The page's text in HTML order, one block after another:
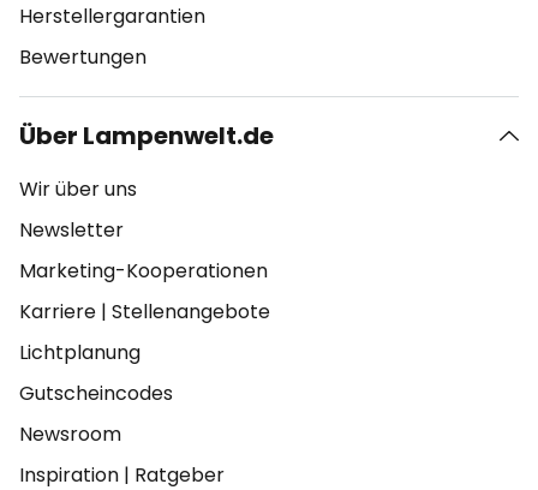
Herstellergarantien
Bewertungen
Über Lampenwelt.de
Wir über uns
Newsletter
Marketing-Kooperationen
Karriere | Stellenangebote
Lichtplanung
Gutscheincodes
Newsroom
Inspiration | Ratgeber